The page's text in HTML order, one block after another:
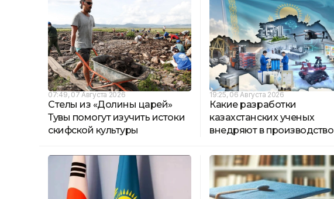
07:49, 07 Августа 2026
Стелы из «Долины царей»
Тувы помогут изучить истоки
скифской культуры
19:25, 06 Августа 2026
Какие разработки
казахстанских ученых
внедряют в производство